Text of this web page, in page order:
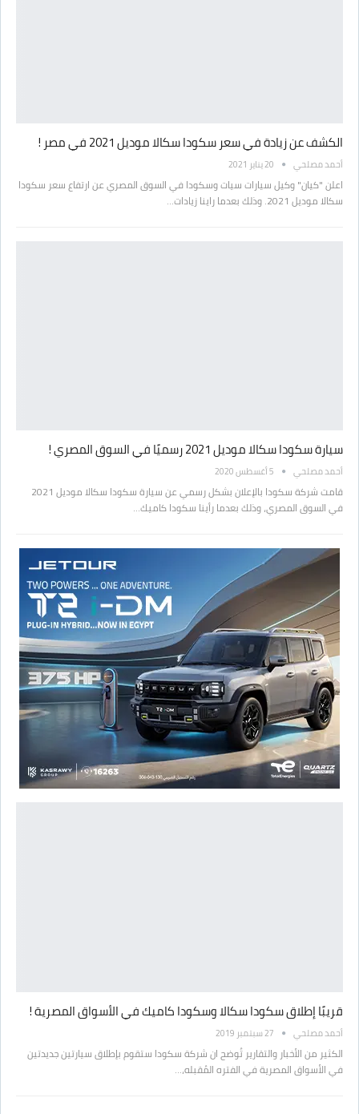
الكشف عن زيادة في سعر سكودا سكالا موديل 2021 في مصر !
أحمد مصلحي 20 يناير 2021
اعلن "كيان" وكيل سيارات سيات وسكودا في السوق المصري عن ارتفاع سعر سكودا
سكالا موديل 2021. وذلك بعدما راينا زيادات…
سيارة سكودا سكالا موديل 2021 رسميًا في السوق المصري !
أحمد مصلحي 5 أغسطس 2020
قامت شركة سكودا بالإعلان بشكل رسمي عن سيارة سكودا سكالا موديل 2021
في السوق المصري، وذلك بعدما رأينا سكودا كاميك…
قريبًا إطلاق سكودا سكالا وسكودا كاميك في الأسواق المصرية !
أحمد مصلحي 27 سبتمبر 2019
الكثير من الأخبار والتقارير تُوضح ان شركة سكودا ستقوم بإطلاق سيارتين جديدتين
في الأسواق المصرية في الفتره المُقبله،…